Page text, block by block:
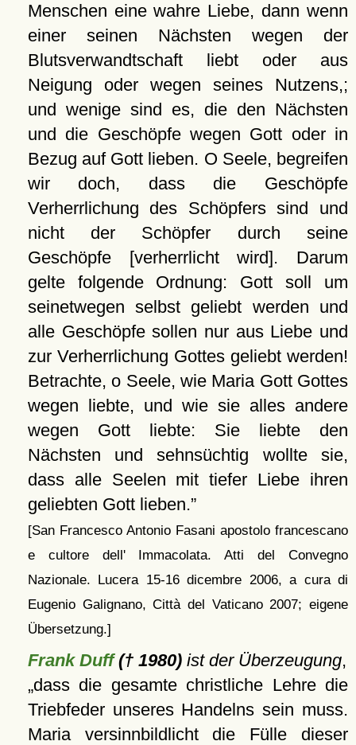
Menschen eine wahre Liebe, dann wenn
einer seinen Nächsten wegen der
Blutsverwandtschaft liebt oder aus
Neigung oder wegen seines Nutzens,;
und wenige sind es, die den Nächsten
und die Geschöpfe wegen Gott oder in
Bezug auf Gott lieben. O Seele, begreifen
wir doch, dass die Geschöpfe
Verherrlichung des Schöpfers sind und
nicht der Schöpfer durch seine
Geschöpfe [verherrlicht wird]. Darum
gelte folgende Ordnung: Gott soll um
seinetwegen selbst geliebt werden und
alle Geschöpfe sollen nur aus Liebe und
zur Verherrlichung Gottes geliebt werden!
Betrachte, o Seele, wie Maria Gott Gottes
wegen liebte, und wie sie alles andere
wegen Gott liebte: Sie liebte den
Nächsten und sehnsüchtig wollte sie,
dass alle Seelen mit tiefer Liebe ihren
geliebten Gott lieben.
[San Francesco Antonio Fasani apostolo francescano
e cultore dell' Immacolata. Atti del Convegno
Nazionale. Lucera 15-16 dicembre 2006, a cura di
Eugenio Galignano, Città del Vaticano 2007; eigene
Übersetzung.]
Frank Duff(† 1980)ist der Überzeugung,
dass die gesamte christliche Lehre die
Triebfeder unseres Handelns sein muss.
Maria versinnbildlicht die Fülle dieser